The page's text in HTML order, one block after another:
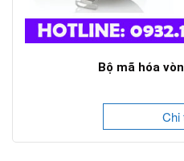
Bộ mã hóa
Chi